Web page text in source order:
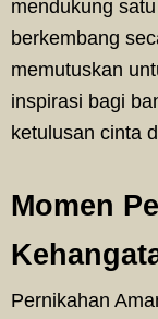
mendukung
berkembang
memutuskan
inspirasi bagi
ketulusan cinta
Momen
Pernikahan